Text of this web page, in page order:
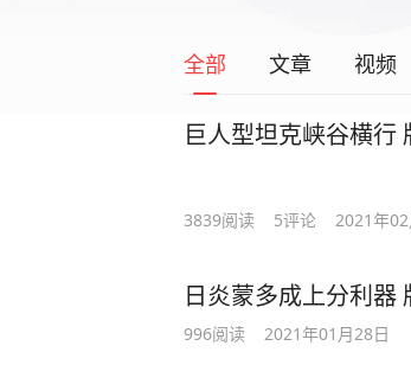
全部 文章 视频
巨人型坦克峡谷横行
3839阅读 5评论 2021年
日炎蒙多成上分利器
996阅读 2021年01月28日